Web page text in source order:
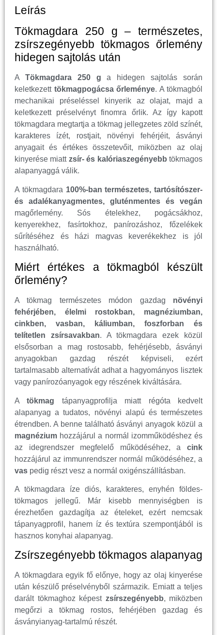
Leírás
Tökmagdara 250 g – természetes,
zsírszegényebb tökmagos őrlemény
hidegen sajtolás után
A Tökmagdara 250 g a hidegen sajtolás során
keletkezett tökmagpogácsa őrleménye. A tökmagból
mechanikai préseléssel kinyerik az olajat, majd a
keletkezett préselvényt finomra őrlik. Az így kapott
tökmagdara megtartja a tökmag jellegzetes zöld színét,
karakteres ízét, rostjait, növényi fehérjéit, ásványi
anyagait és értékes összetevőit, miközben az olaj
kinyerése miatt zsír- és kalóriaszegényebb tökmagos
alapanyaggá válik.
A tökmagdara 100%-ban természetes, tartósítószer-
és adalékanyagmentes, gluténmentes és vegán
magőrlemény. Sós ételekhez, pogácsákhoz,
kenyerekhez, fasírtokhoz, panírozáshoz, főzelékek
sűrítéséhez és házi magvas keverékekhez is jól
használható.
Miért értékes a tökmagból készült
őrlemény?
A tökmag természetes módon gazdag növényi
fehérjében, élelmi rostokban, magnéziumban,
cinkben, vasban, káliumban, foszforban és
telítetlen zsírsavakban. A tökmagdara ezek közül
elsősorban a mag rostosabb, fehérjésebb, ásványi
anyagokban gazdag részét képviseli, ezért
tartalmasabb alternatívát adhat a hagyományos lisztek
vagy panírozóanyagok egy részének kiváltására.
Atökmag tápanyagprofilja miatt régóta kedvelt
alapanyag a tudatos, növényi alapú és természetes
étrendben. A benne található ásványi anyagok közül a
magnézium hozzájárul a normál izomműködéshez és
az idegrendszer megfelelő működéséhez, a cink
hozzájárul az immunrendszer normál működéséhez, a
vas pedig részt vesz a normál oxigénszállításban.
A tökmagdara íze diós, karakteres, enyhén földes-
tökmagos jellegű. Már kisebb mennyiségben is
érezhetően gazdagítja az ételeket, ezért nemcsak
tápanyagprofil, hanem íz és textúra szempontjából is
hasznos konyhai alapanyag.
Zsírszegényebb tökmagos alapanyag
A tökmagdara egyik fő előnye, hogy az olaj kinyerése
után készülő préselvényből származik. Emiatt a teljes
darált tökmaghoz képest zsírszegényebb, miközben
megőrzi a tökmag rostos, fehérjében gazdag és
ásványianyag-tartalmú részét.